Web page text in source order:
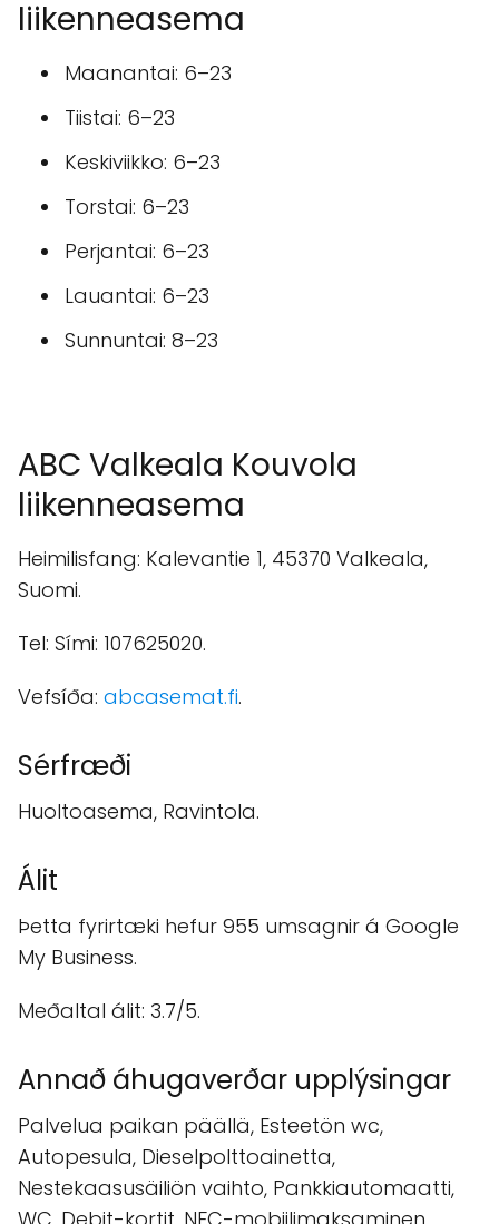
liikenneasema
Maanantai: 6–23
Tiistai: 6–23
Keskiviikko: 6–23
Torstai: 6–23
Perjantai: 6–23
Lauantai: 6–23
Sunnuntai: 8–23
ABC Valkeala Kouvola
liikenneasema
Heimilisfang: Kalevantie 1, 45370 Valkeala,
Suomi.
Tel: Sími: 107625020.
Vefsíða: abcasemat.fi.
Sérfræði
Huoltoasema, Ravintola.
Álit
Þetta fyrirtæki hefur 955 umsagnir á Google
My Business.
Meðaltal álit: 3.7/5.
Annað áhugaverðar upplýsingar
Palvelua paikan päällä, Esteetön wc,
Autopesula, Dieselpolttoainetta,
Nestekaasusäiliön vaihto, Pankkiautomaatti,